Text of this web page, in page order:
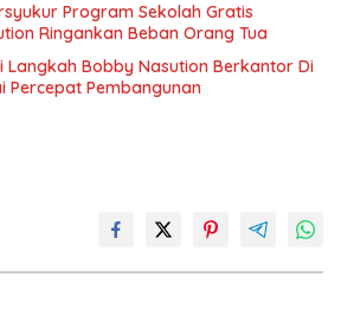
Program Sekolah Gratis
Ringankan Beban Orang Tua
Langkah Bobby Nasution Berkantor Di
Percepat Pembangunan